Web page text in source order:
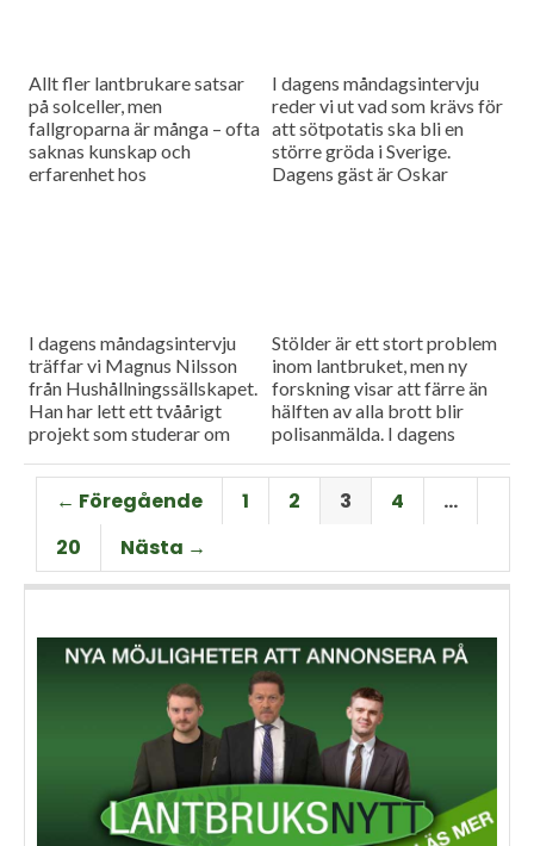
Vi har också...
Allt fler lantbrukare satsar
på solceller, men
fallgroparna är många – ofta
saknas kunskap och
erfarenhet hos
I dagens måndagsintervju
reder vi ut vad som krävs för
att sötpotatis ska bli en
större gröda i Sverige.
Dagens gäst är Oskar
I dagens måndagsintervju
träffar vi Magnus Nilsson
från Hushållningssällskapet.
Han har lett ett tvåårigt
projekt som studerar om
startgivan för fodermajs.
Det skulle kunna leda till
mindre övergödning och att
odlaren sparar pengar.
Stölder är ett stort problem
inom lantbruket, men ny
forskning visar att färre än
hälften av alla brott blir
polisanmälda. I dagens
Bengtsson berätta mer om
sin studie bland 570
lantbrukare,
åkare.
← Föregående 1 2 3 4
…
20
Nästa →